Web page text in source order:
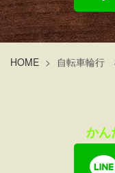
HOME > 自転車輪行
かん